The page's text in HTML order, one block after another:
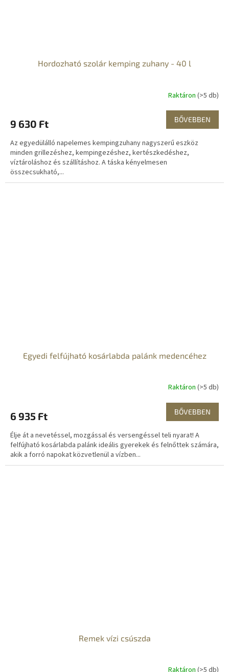
Hordozható szolár kemping zuhany - 40 l
Raktáron (>5 db)
9 630 Ft BŐVEBBEN
Az egyedülálló napelemes kempingzuhany nagyszerű eszköz
minden grillezéshez, kempingezéshez, kertészkedéshez,
víztároláshoz és szállításhoz. A táska kényelmesen
összecsukható,...
Egyedi felfújható kosárlabda palánk medencéhez
Raktáron (>5 db)
6 935 Ft BŐVEBBEN
Élje át a nevetéssel, mozgással és versengéssel teli nyarat! A
felfújható kosárlabda palánk ideális gyerekek és felnőttek számára,
akik a forró napokat közvetlenül a vízben...
Remek vízi csúszda
Raktáron (>5 db)